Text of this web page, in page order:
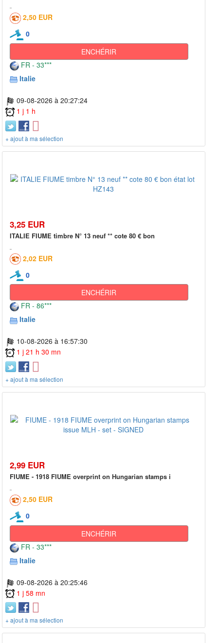
2,50 EUR
0
ENCHÉRIR
FR - 33***
Italie
09-08-2026 à 20:27:24
1 j 1 h
+ ajout à ma sélection
3,25 EUR
ITALIE FIUME timbre N° 13 neuf ** cote 80 € bon
2,02 EUR
0
ENCHÉRIR
FR - 86***
Italie
10-08-2026 à 16:57:30
1 j 21 h 30 mn
+ ajout à ma sélection
2,99 EUR
FIUME - 1918 FIUME overprint on Hungarian stamps i
2,50 EUR
0
ENCHÉRIR
FR - 33***
Italie
09-08-2026 à 20:25:46
1 j 58 mn
+ ajout à ma sélection